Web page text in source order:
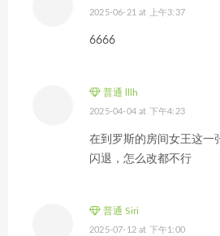
2025-06-21 at 上午3:37
6666
普通 lllh
2025-04-04 at 下午4:23
在到罗斯的房间女王这一
闪退，怎么改都不行
普通 Siri
2025-07-12 at 下午1:00